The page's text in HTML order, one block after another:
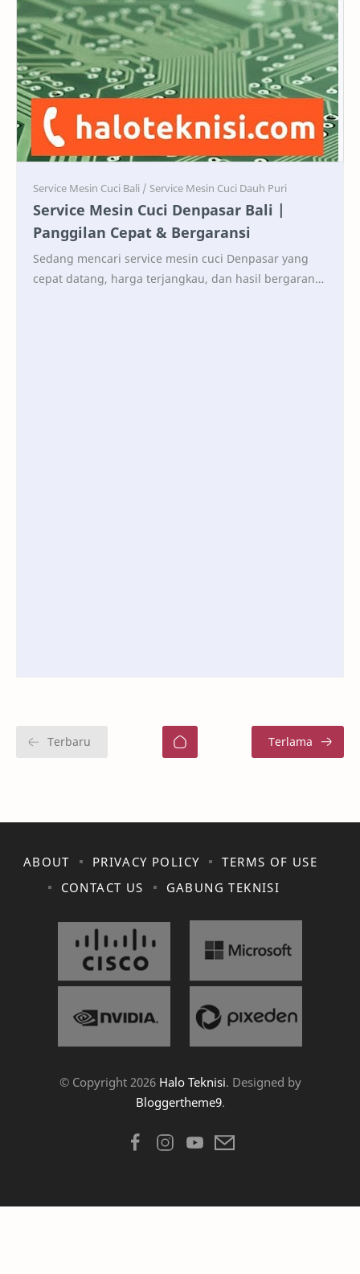
Service Service
Service Mesin Cuci Denpasar Bali |
Panggilan Cepat & Bergaransi
Sedang mencari service mesin cuci Denpasar yang
cepat datang, harga terjangkau, dan hasil bergaransi
ABOUT PRIVACY POLICY
TERMS OF USE
CONTACT US
GABUNG TEKNISI
© Copyright 2026 Halo Teknisi. Designed by
Bloggertheme9.